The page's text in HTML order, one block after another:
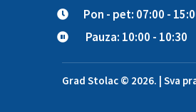
 Pon - pet: 07:00 -
 Pauza: 10:00 - 10:30
Grad Stolac © 2026. | Sva